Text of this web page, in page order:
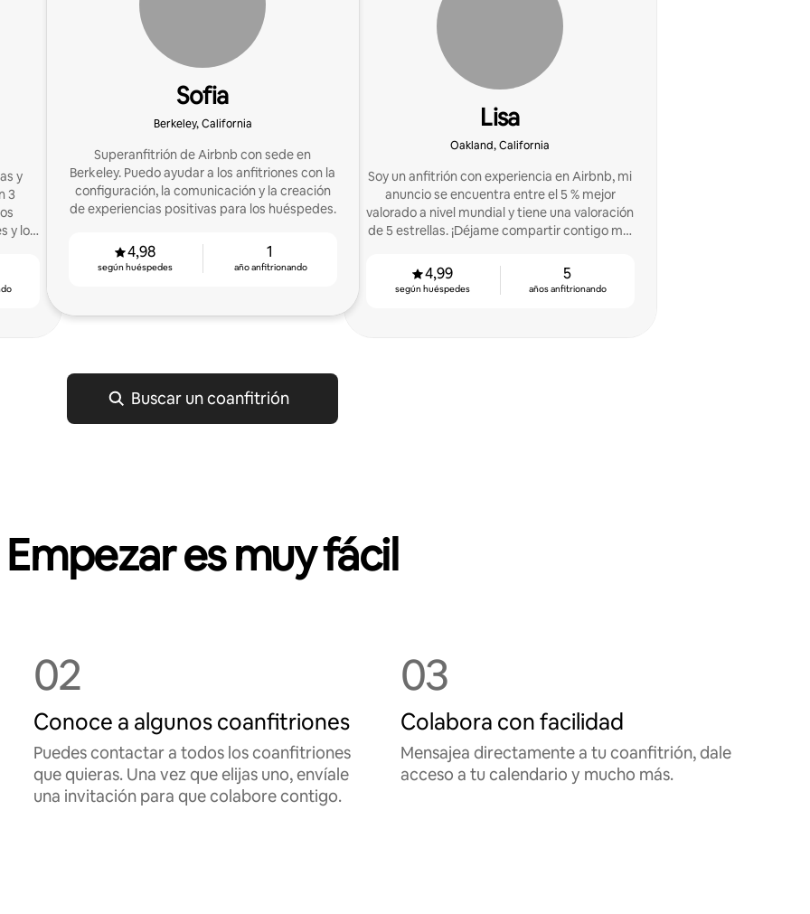
y
3
y los
Sofia
Berkeley, California
Superanfitrión de Airbnb con sede en
Berkeley. Puedo ayudar a los anfitriones con la
configuración, la comunicación y la creación
de experiencias positivas para los huéspedes.
4,98
según huéspedes
1
año anfitrionando
Lisa
Oakland, California
Soy un anfitrión con experiencia en Airbnb, mi
anuncio se encuentra entre el 5 % mejor
valorado a nivel mundial y tiene una valoración
de 5 estrellas. ¡Déjame compartir contigo mis
partido a tu actividad en Airbnb!
4,99
según huéspedes
5
años anfitrionando
Buscar un coanfitrión
Empezar es muy fácil
02
Conoce a algunos coanfitriones
Puedes contactar a todos los coanfitriones
que quieras. Una vez que elijas uno, envíale
una invitación para que colabore contigo.
03
Colabora con facilidad
Mensajea directamente a tu coanfitrión, dale
acceso a tu calendario y mucho más.